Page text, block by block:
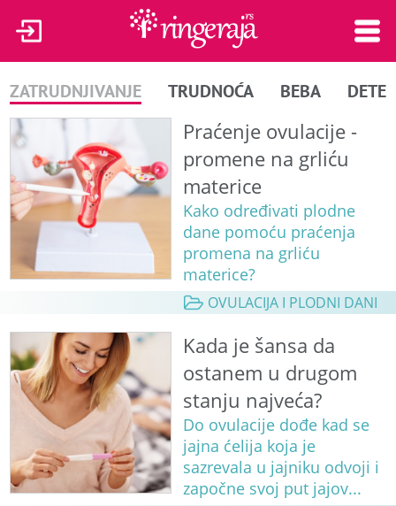
ZATRUDNJIVANJE TRUDNOĆA BEBA DETE
Praćenje ovulacije -
promene na grliću
materice
Kako određivati plodne
dane pomoću praćenja
promena na grliću
materice?
OVULACIJA I PLODNI DANI
Kada je šansa da
ostanem u drugom
stanju najveća?
Do ovulacije dođe kad se
jajna ćelija koja je
sazrevala u jajniku odvoji i
započne svoj put jajov...